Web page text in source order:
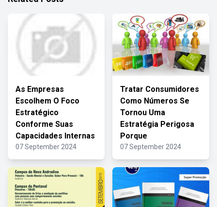
As Empresas
Escolhem O Foco
Estratégico
Conforme Suas
Capacidades Internas
07 September 2024
Tratar Consumidores
Como Números Se
Tornou Uma
Estratégia Perigosa
Porque
07 September 2024